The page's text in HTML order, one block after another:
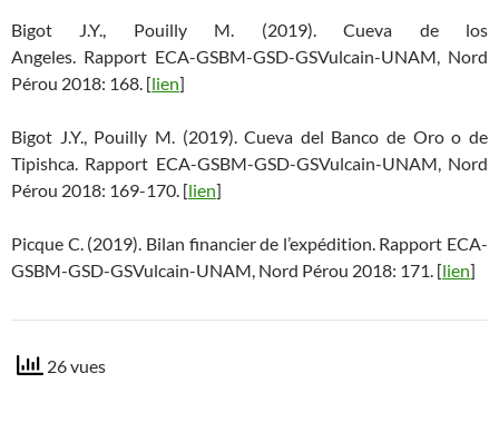
Bigot J.Y., Pouilly M. (2019). Cueva de los
Angeles. Rapport ECA-GSBM-GSD-GSVulcain-UNAM, Nord
Pérou 2018: 168. [lien]
Bigot J.Y., Pouilly M. (2019). Cueva del Banco de Oro o de
Tipishca. Rapport ECA-GSBM-GSD-GSVulcain-UNAM, Nord
Pérou 2018: 169-170. [lien]
Picque C. (2019). Bilan financier de l’expédition. Rapport ECA-
GSBM-GSD-GSVulcain-UNAM, Nord Pérou 2018: 171. [lien]
26 vues